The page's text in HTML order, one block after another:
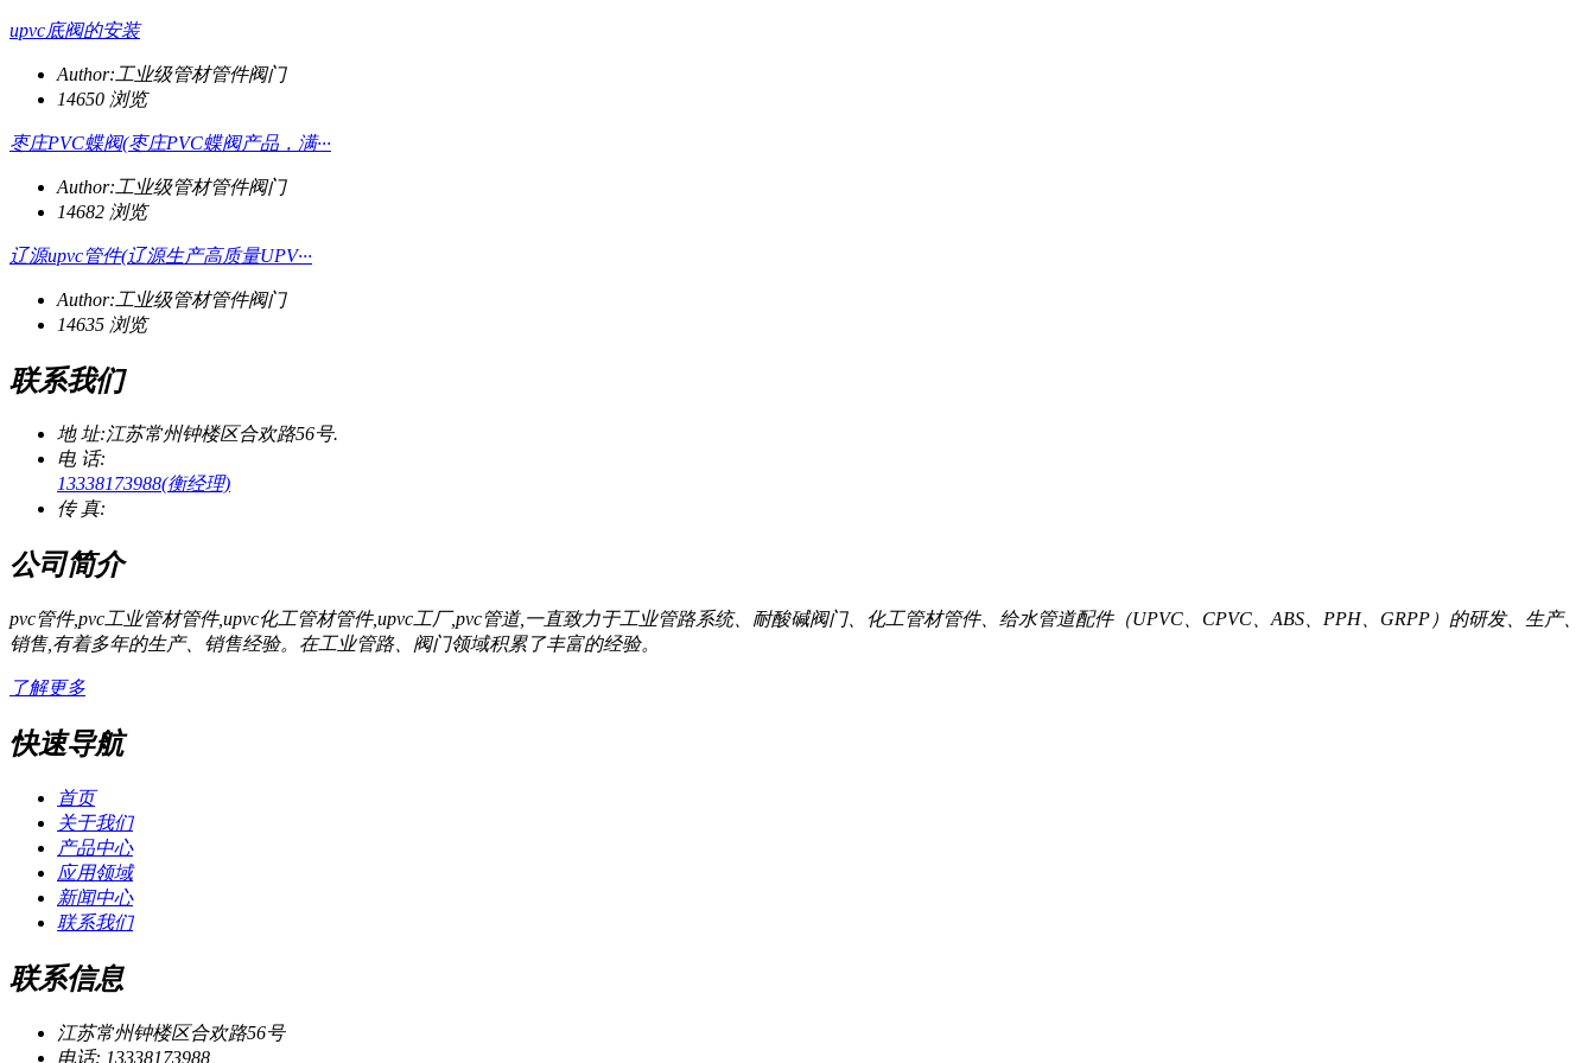
upvc底阀的安装
Author:工业级管材管件阀门
14650 浏览
枣庄PVC蝶阀(枣庄PVC蝶阀产品，满···
Author:工业级管材管件阀门
14682 浏览
辽源upvc管件(辽源生产高质量UPV···
Author:工业级管材管件阀门
14635 浏览
联系我们
地 址:江苏常州钟楼区合欢路56号.
电 话:
13338173988(衡经理)
传 真:
公司简介
pvc管件,pvc工业管材管件,upvc化工管材管件,upvc工厂,pvc管道,一直致力于工业管路系统、耐酸碱阀门、化工管材管件、给水管道配件（UPVC、CPVC、ABS、PPH、GRPP）的研发、生产、
销售,有着多年的生产、销售经验。在工业管路、阀门领域积累了丰富的经验。
了解更多
快速导航
首页
关于我们
产品中心
应用领域
新闻中心
联系我们
联系信息
江苏常州钟楼区合欢路56号
电话: 13338173988